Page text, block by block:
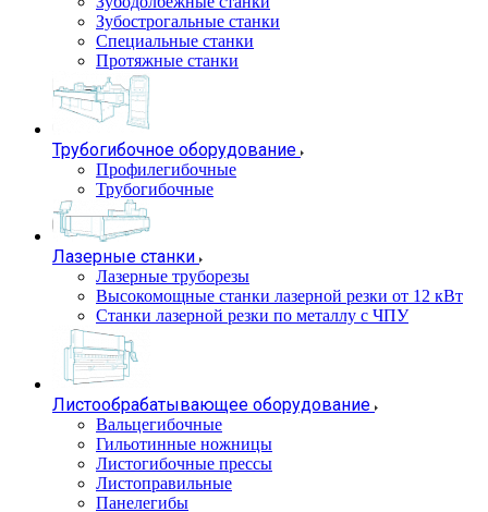
Зубострогальные станки
Специальные станки
Протяжные станки
Трубогибочное оборудование
Профилегибочные
Трубогибочные
Лазерные станки
Лазерные труборезы
Высокомощные станки лазерной резки от 12 кВт
Станки лазерной резки по металлу с ЧПУ
Листообрабатывающее оборудование
Вальцегибочные
Гильотинные ножницы
Листогибочные прессы
Листоправильные
Панелегибы